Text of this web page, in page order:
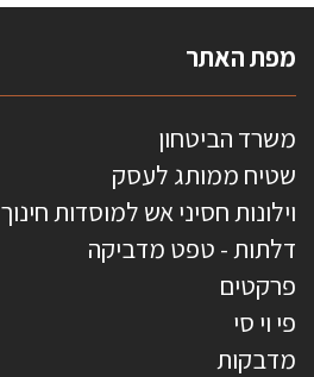
מפת האתר
משרד הביטחון
שטיח ממותג לעסק
וילונות חסיני אש למוסדות חינוך
דלתות - טפט מדביקה
פרקטים
פי וי סי
מדבקות